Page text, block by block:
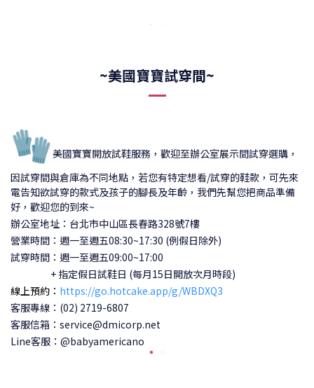
~美國寶寶試穿間~
🧤美國寶寶開放試鞋服務，歡迎至辦公室展示間試穿選購，
因試穿間與倉庫為不同地點，若您有特定想看/試穿的鞋款，可先來
電告知欲試穿的款式及孩子的腳長及年齡，我們先幫您把商品準備
好，歡迎您的到來~
辦公室地址：台北市中山區長春路328號7樓
營業時間：週一至週五08:30~17:30 (例假日除外)
試穿時間： 週一至週五09:00~17:00
+ 指定假日試鞋日 (每月15日開放次月時段)
線上預約： https://go.hotcake.app/g/WBDXQ3
客服專線：(02) 2719-6807
客服信箱：service@dmicorp.net
Line客服：@babyamericano